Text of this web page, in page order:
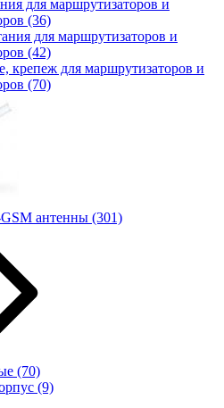
для маршрутизаторов и
(36)
для маршрутизаторов и
(42)
крепеж для маршрутизаторов и
(70)
антенны (301)
(70)
(9)